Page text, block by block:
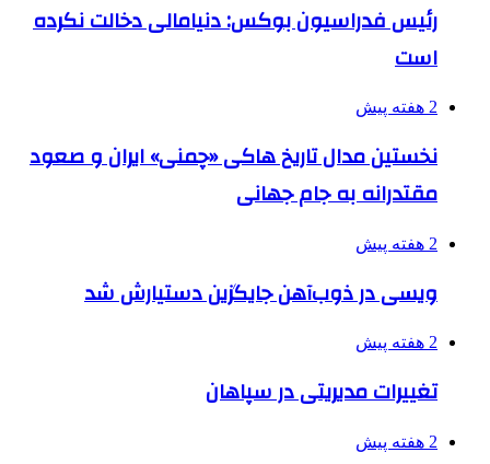
رئیس فدراسیون بوکس: دنیامالی دخالت نکرده
است
2 هفته پیش
نخستین مدال تاریخ هاکی «چمنی» ایران و صعود
مقتدرانه به جام جهانی
2 هفته پیش
ویسی در ذوب‌آهن جایگزین دستیارش شد
2 هفته پیش
تغییرات مدیریتی در سپاهان
2 هفته پیش